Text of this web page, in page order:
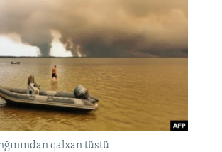
qalxan tüstü